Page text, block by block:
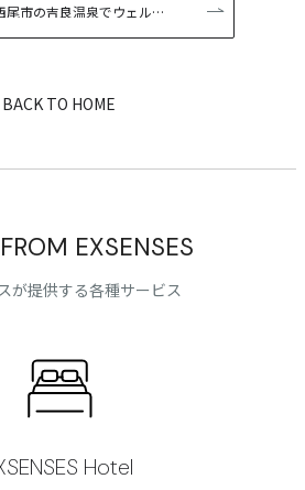
尾市の吉良温泉でウェル…
BACK TO HOME
EXSENSES
が提供する各種サービス
Hotel